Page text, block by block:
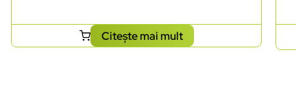
Citește mai mult